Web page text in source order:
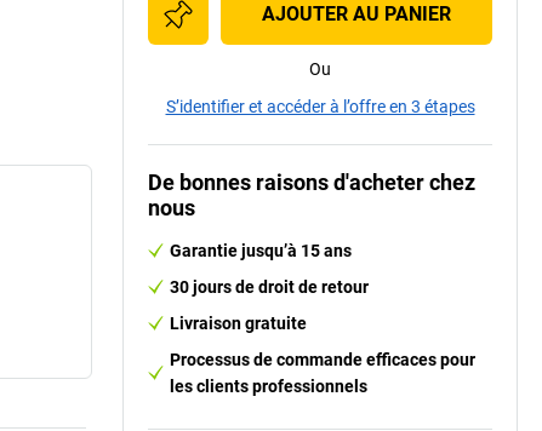
AJOUTER AU PANIER
Ou
S’identifier et accéder à l’offre en 3 étapes
De bonnes raisons d'acheter chez
nous
Garantie jusqu’à 15 ans
30 jours de droit de retour
Livraison gratuite
Processus de commande efficaces pour
les clients professionnels